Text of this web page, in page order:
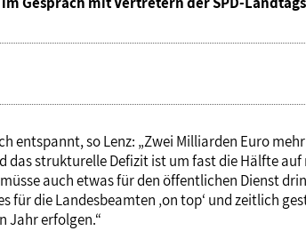
entspannt, so Lenz: „Zwei Milliarden Euro
das strukturelle Defizit ist um fast die Hälfte
auch etwas für den öffentlichen Dienst
für die Landesbeamten ‚on top‘ und zeitlich
Jahr erfolgen.“